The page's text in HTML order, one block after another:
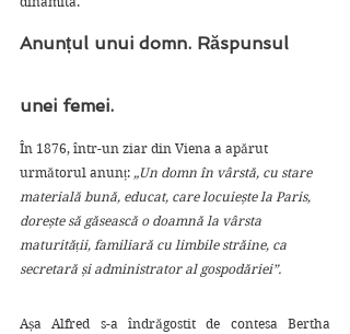
Anunțul unui domn. Răspunsul
unei femei.
În 1876, într-un ziar din Viena a apărut
următorul anunț: „Un domn în vârstă, cu stare
materială bună, educat, care locuiește la Paris,
dorește să găsească o doamnă la vârsta
maturității, familiară cu limbile străine, ca
secretară și administrator al gospodăriei”.
Așa Alfred s-a îndrăgostit de contesa Bertha